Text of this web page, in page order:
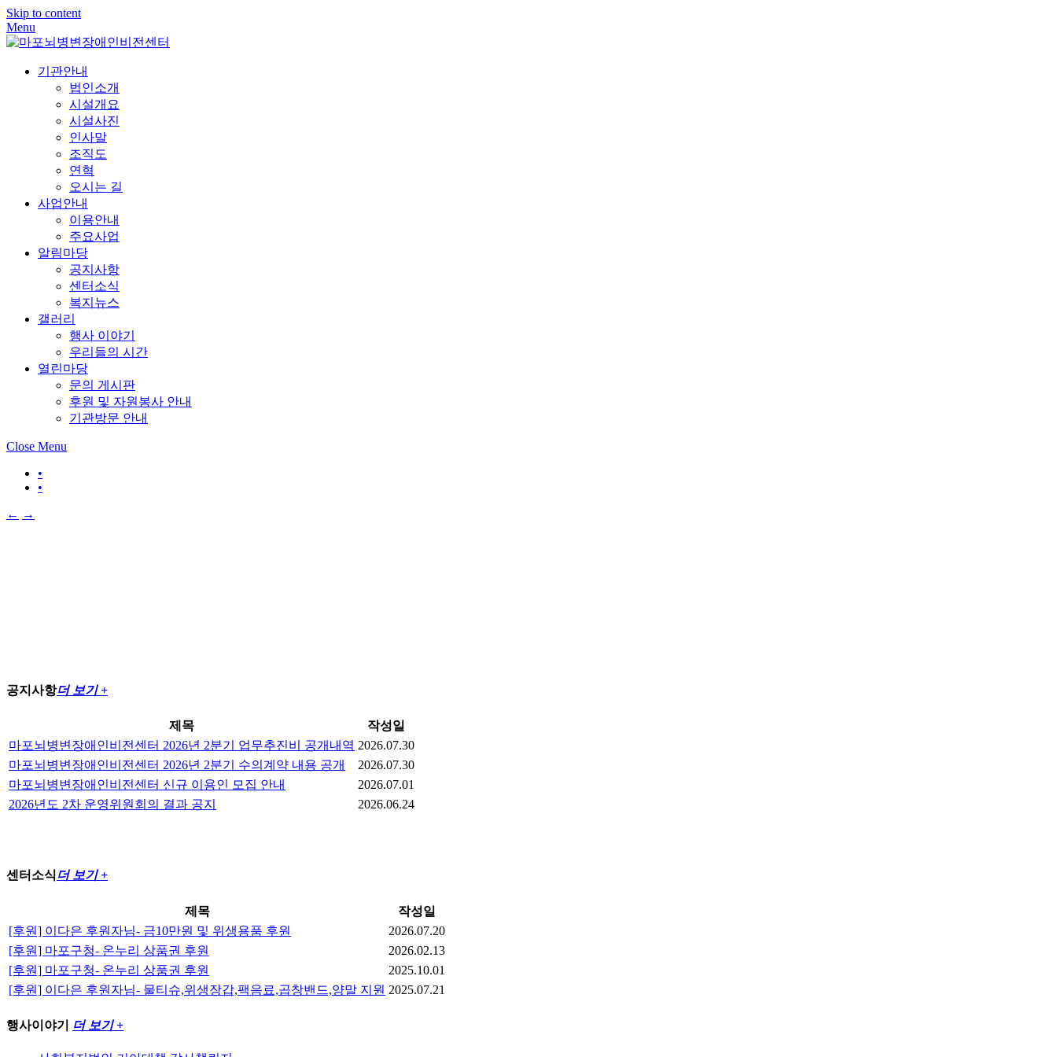
Skip to content
Menu
기관안내
법인소개
시설개요
시설사진
인사말
조직도
연혁
오시는 길
사업안내
이용안내
주요사업
알림마당
공지사항
센터소식
복지뉴스
갤러리
행사 이야기
우리들의 시간
열린마당
문의 게시판
후원 및 자원봉사 안내
기관방문 안내
Close Menu
•
•
← →
공지사항더 보기 +
제목
작성일
마포뇌병변장애인비전센터 2026년 2분기 업무추진비 공개내역 2026.07.30
마포뇌병변장애인비전센터 2026년 2분기 수의계약 내용 공개
2026.07.30
마포뇌병변장애인비전센터 신규 이용인 모집 안내
2026.07.01
2026년도 2차 운영위원회의 결과 공지
2026.06.24
센터소식 더 보기 +
제목
작성일
[후원] 이다은 후원자님- 금10만원 및 위생용품 후원
2026.07.20
[후원] 마포구청- 온누리 상품권 후원
2026.02.13
[후원] 마포구청- 온누리 상품권 후원
2025.10.01
[후원] 이다은 후원자님- 물티슈,위생장갑,팩음료,곱창밴드,양말 지원 2025.07.21
행사이야기 더 보기 +